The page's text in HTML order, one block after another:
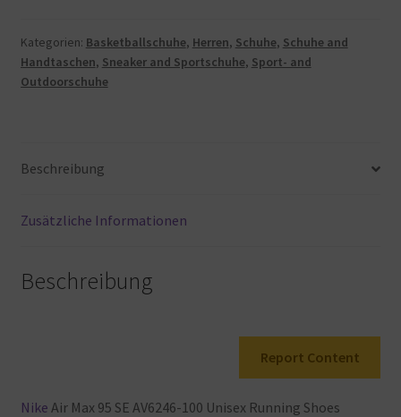
Retro
Mens
-
-
EU
Kategorien: Basketballschuhe, Herren, Schuhe, Schuhe and
Handtaschen, Sneaker and Sportschuhe, Sport- and
Outdoorschuhe
Beschreibung
Zusätzliche Informationen
Beschreibung
Report Content
Nike Air Max 95 SE AV6246-100 Unisex Running Shoes